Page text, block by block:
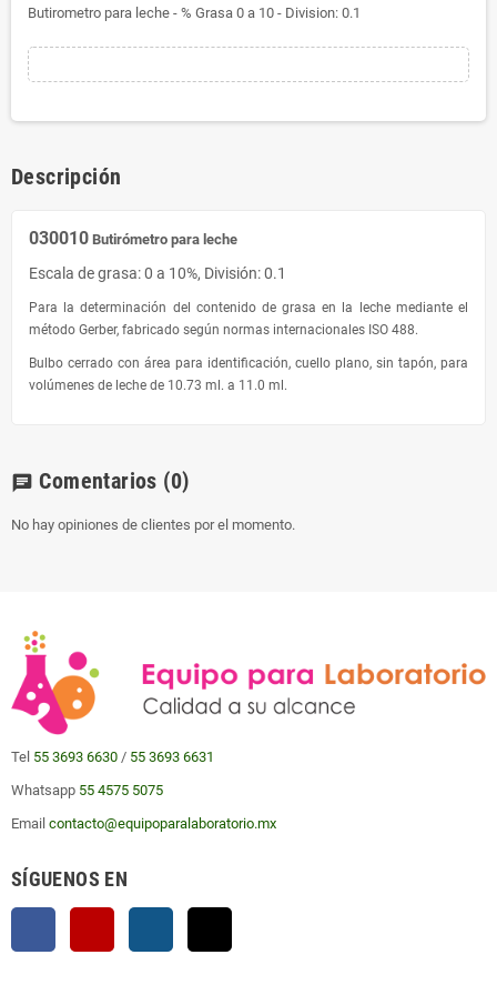
Butirometro para leche - % Grasa 0 a 10 - Division: 0.1
Descripción
030010 Butirómetro para leche
Escala de grasa: 0 a 10%, División: 0.1
Para la determinación del contenido de grasa en la leche mediante el
método Gerber, fabricado según normas internacionales ISO 488.
Bulbo cerrado con área para identificación, cuello plano, sin tapón, para
volúmenes de leche de 10.73 ml. a 11.0 ml.
chat Comentarios (0)
No hay opiniones de clientes por el momento.
Tel 55 3693 6630 / 55 3693 6631
Whatsapp 55 4575 5075
Email contacto@equipoparalaboratorio.mx
SÍGUENOS EN
Facebook YouTube Instagram